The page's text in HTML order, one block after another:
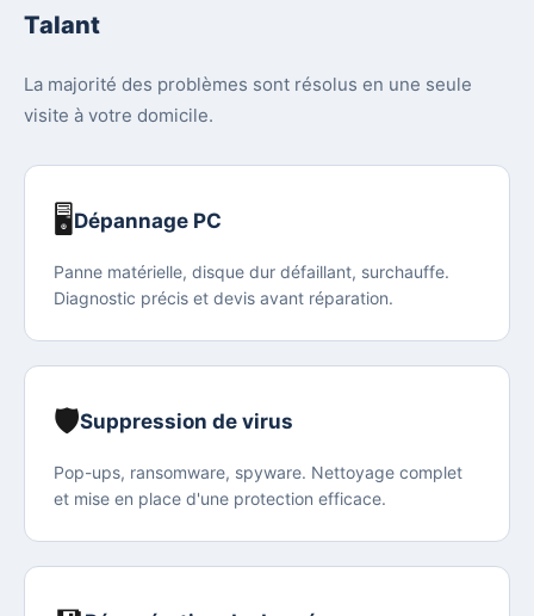
Talant
La majorité des problèmes sont résolus en une seule
visite à votre domicile.
🖥️ Dépannage PC
Panne matérielle, disque dur défaillant, surchauffe.
Diagnostic précis et devis avant réparation.
🛡️Suppression de virus
Pop-ups, ransomware, spyware. Nettoyage complet
et mise en place d'une protection efficace.